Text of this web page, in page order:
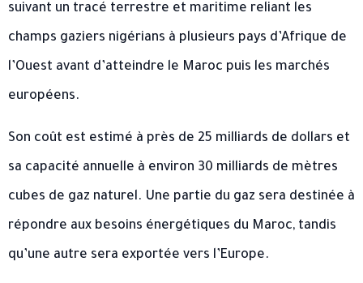
suivant un tracé terrestre et maritime reliant les
champs gaziers nigérians à plusieurs pays d’Afrique de
l’Ouest avant d’atteindre le Maroc puis les marchés
européens.
Son coût est estimé à près de 25 milliards de dollars et
sa capacité annuelle à environ 30 milliards de mètres
cubes de gaz naturel. Une partie du gaz sera destinée à
répondre aux besoins énergétiques du Maroc, tandis
qu’une autre sera exportée vers l’Europe.